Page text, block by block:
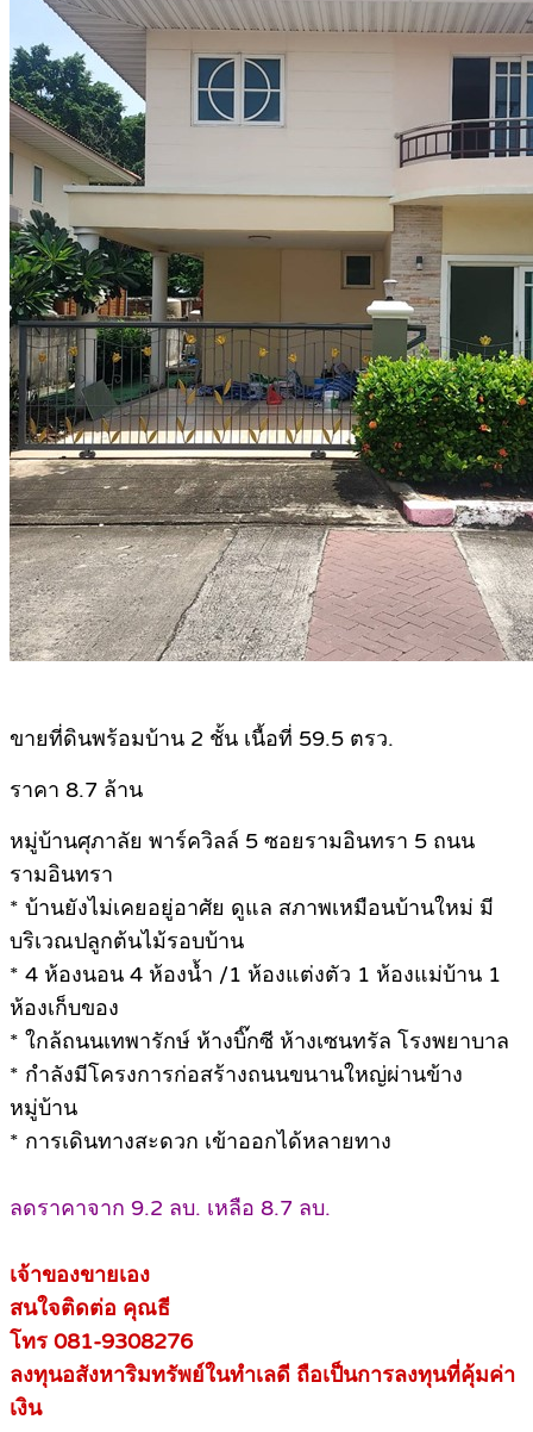
ขายที่ดินพร้อมบ้าน 2 ชั้น เนื้อที่ 59.5 ตรว.
ราคา 8.7 ล้าน
หมู่บ้านศุภาลัย พาร์ควิลล์ 5 ซอยรามอินทรา 5 ถนน
รามอินทรา
* บ้านยังไม่เคยอยู่อาศัย ดูแล สภาพเหมือนบ้านใหม่ มี
บริเวณปลูกต้นไม้รอบบ้าน
* 4 ห้องนอน 4 ห้องน้ำ /1 ห้องแต่งตัว 1 ห้องแม่บ้าน 1
ห้องเก็บของ
* ใกล้ถนนเทพารักษ์ ห้างบิ๊กซี ห้างเซนทรัล โรงพยาบาล
* กำลังมีโครงการก่อสร้างถนนขนานใหญ่ผ่านข้าง
หมู่บ้าน
* การเดินทางสะดวก เข้าออกได้หลายทาง
ลดราคาจาก 9.2 ลบ. เหลือ 8.7 ลบ.
เจ้าของขายเอง
สนใจติดต่อ คุณธี
โทร 081-9308276
ลงทุนอสังหาริมทรัพย์ในทำเลดี ถือเป็นการลงทุนที่คุ้มค่า
เงิน